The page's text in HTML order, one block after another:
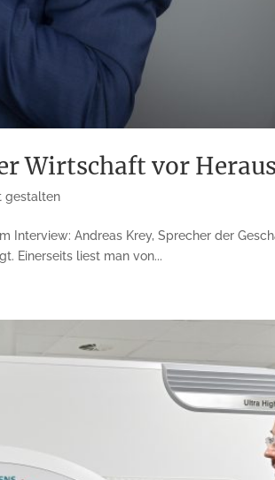
Wirtschaft vor
gestalten
Andreas Krey, Sprecher der
Einerseits liest man von...